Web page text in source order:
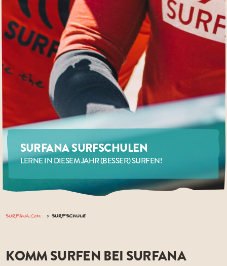
SURFANA SURFSCHULEN
LERNE IN DIESEM JAHR (BESSER) SURFEN!
SURFANA.COM SURFSCHULE
KOMM SURFEN BEI SURFANA